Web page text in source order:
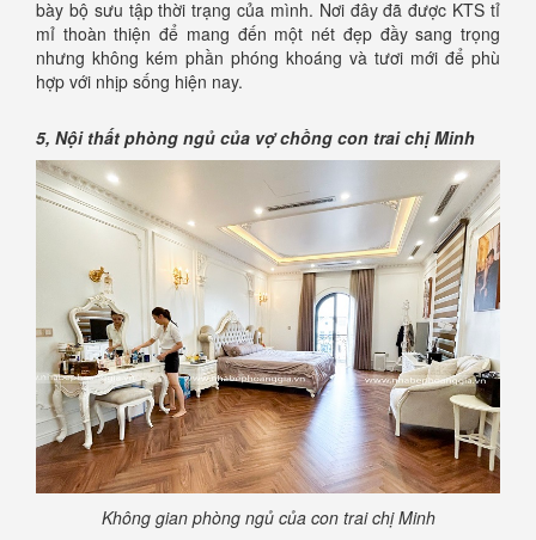
bày bộ sưu tập thời trạng của mình. Nơi đây đã được KTS tỉ
mỉ thoàn thiện để mang đến một nét đẹp đầy sang trọng
nhưng không kém phần phóng khoáng và tươi mới để phù
hợp với nhịp sống hiện nay.
5, Nội thất phòng ngủ của vợ chồng con trai chị Minh
Không gian phòng ngủ của con trai chị Minh